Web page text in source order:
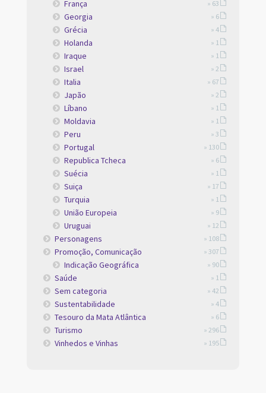
França » 63
Georgia » 6
Grécia » 4
Holanda » 1
Iraque » 1
Israel » 2
Italia » 67
Japão » 2
Líbano » 1
Moldavia » 1
Peru » 3
Portugal » 130
Republica Tcheca » 6
Suécia » 1
Suiça » 17
Turquia » 1
União Europeia » 9
Uruguai » 12
Personagens » 108
Promoção, Comunicação » 307
Indicação Geográfica » 90
Saúde » 1
Sem categoria » 42
Sustentabilidade » 4
Tesouro da Mata Atlântica » 6
Turismo » 296
Vinhedos e Vinhas » 195